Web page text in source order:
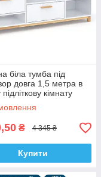
біла тумба під
довга 1,5 метра в
кімнату
Холдинг
₴ 4 345 ₴
Купити